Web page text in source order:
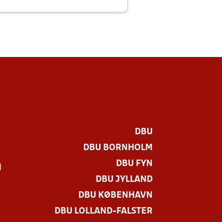
DBU
DBU BORNHOLM
DBU FYN
DBU JYLLAND
DBU KØBENHAVN
DBU LOLLAND-FALSTER